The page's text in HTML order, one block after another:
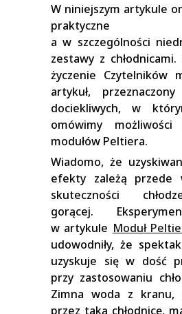
W niniejszym artykule
praktyczne
a w szczególności
zestawy z
życzenie Czytelników
artykuł,
dociekliwych, w
omówimy
modułów Peltiera.
Wiadomo, że
efekty zależą przede
skuteczności
gorącej.
w artykule Moduł
udowodniły, że
uzyskuje się w dość
przy zastosowaniu
Zimna woda z kranu,
przez taką chłodnicę,